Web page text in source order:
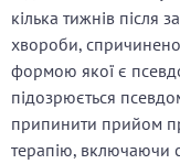
кілька тижнів після
хвороби,
формою якої є
підозрюється
припинити прийом
терапію, включаючи